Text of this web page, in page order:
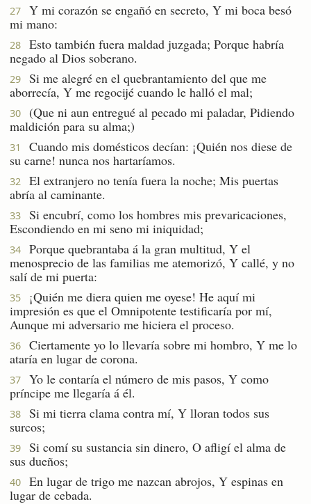
27
Y mi corazón se engañó en secreto, Y mi boca besó
mi mano:
28
Esto también fuera maldad juzgada; Porque habría
negado al Dios soberano.
29
Si me alegré en el quebrantamiento del que me
aborrecía, Y me regocijé cuando le halló el mal;
30
(Que ni aun entregué al pecado mi paladar, Pidiendo
maldición para su alma;)
31
Cuando mis domésticos decían: ¡Quién nos diese de
su carne! nunca nos hartaríamos.
32
El extranjero no tenía fuera la noche; Mis puertas
abría al caminante.
33
Si encubrí, como los hombres mis prevaricaciones,
Escondiendo en mi seno mi iniquidad;
34
Porque quebrantaba á la gran multitud, Y el
menosprecio de las familias me atemorizó, Y callé, y no
salí de mi puerta:
35
¡Quién me diera quien me oyese! He aquí mi
impresión es que el Omnipotente testificaría por mí,
Aunque mi adversario me hiciera el proceso.
36
Ciertamente yo lo llevaría sobre mi hombro, Y me lo
ataría en lugar de corona.
37
Yo le contaría el número de mis pasos, Y como
príncipe me llegaría á él.
38
Si mi tierra clama contra mí, Y lloran todos sus
surcos;
39
Si comí su sustancia sin dinero, O afligí el alma de
sus dueños;
40
En lugar de trigo me nazcan abrojos, Y espinas en
lugar de cebada.